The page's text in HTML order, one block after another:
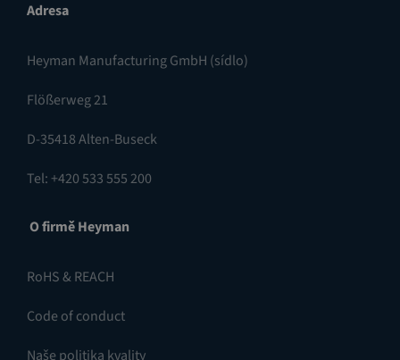
Adresa
Heyman Manufacturing GmbH (sídlo)
Flößerweg 21
D-35418 Alten-Buseck
Tel: +420 533 555 200
O firmě Heyman
RoHS & REACH
Code of conduct
Naše politika kvality